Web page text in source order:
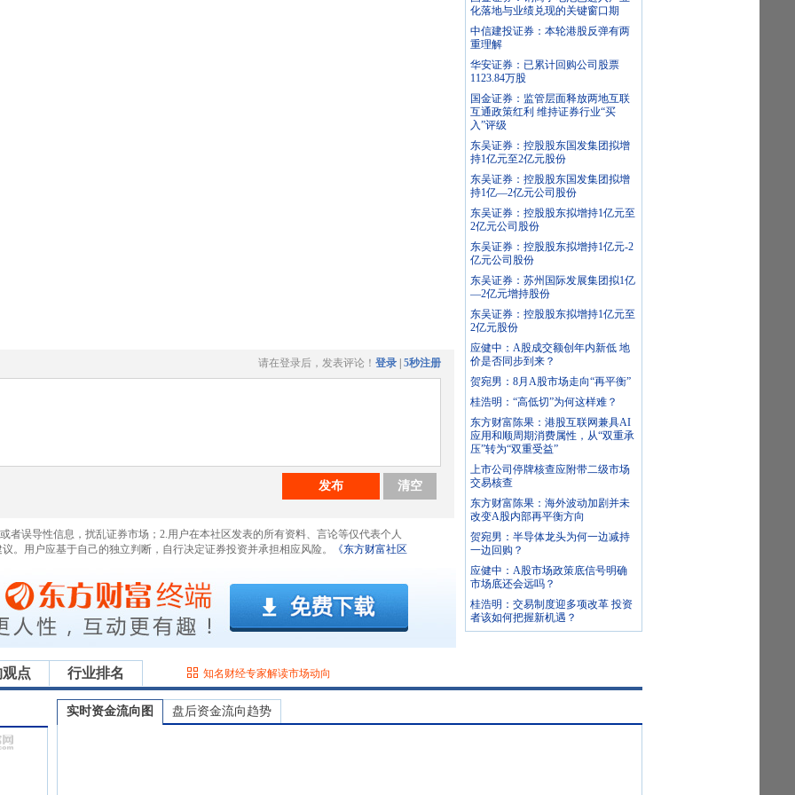
请在登录后，发表评论！ 登录 5秒注册
发布 清空
者误导性信息，扰乱证券市场；2.用户在本社区发表的所有资料、言论等仅代表个人
。用户应基于自己的独立判断，自行决定证券投资并承担相应风险。
《东方财富社区
化落地与业绩兑现的关键窗口期
中信建投证券：本轮港股反弹有两
重理解
华安证券：已累计回购公司股票
1123.84万股
国金证券：监管层面释放两地互联
互通政策红利 维持证券行业“买
入”评级
东吴证券：控股股东国发集团拟增
持1亿元至2亿元股份
东吴证券：控股股东国发集团拟增
持1亿—2亿元公司股份
东吴证券：控股股东拟增持1亿元至
2亿元公司股份
东吴证券：控股股东拟增持1亿元-2
亿元公司股份
东吴证券：苏州国际发展集团拟1亿
—2亿元增持股份
东吴证券：控股股东拟增持1亿元至
2亿元股份
应健中：A股成交额创年内新低 地
价是否同步到来？
贺宛男：8月A股市场走向“再平衡”
桂浩明：“高低切”为何这样难？
东方财富陈果：港股互联网兼具AI
应用和顺周期消费属性，从“双重承
压”转为“双重受益”
上市公司停牌核查应附带二级市场
交易核查
东方财富陈果：海外波动加剧并未
改变A股内部再平衡方向
贺宛男：半导体龙头为何一边减持
一边回购？
应健中：A股市场政策底信号明确
市场底还会远吗？
桂浩明：交易制度迎多项改革 投资
者该如何把握新机遇？
点 行业排名 知名财经专家解读市场动向
实时资金流向图 盘后资金流向趋势